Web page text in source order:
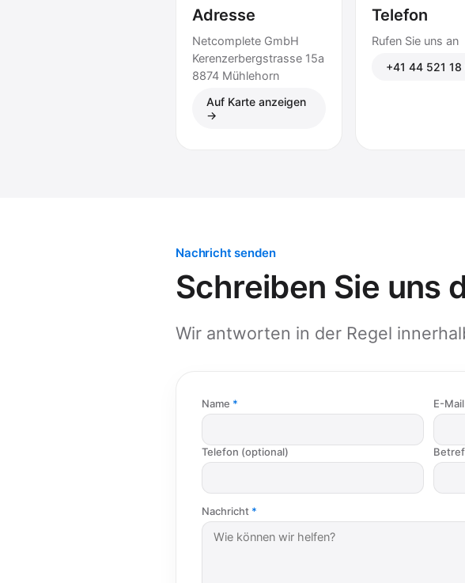
Adresse
Netcomplete GmbH
Kerenzerbergstrasse 15a
8874 Mühlehorn
Auf Karte anzeigen
→
Telefon
Rufen Sie uns an
+41 44 521
Nachricht senden
Schreiben Sie uns
Wir antworten in der Regel
Name E-Mail
Telefon (optional)
Nachricht